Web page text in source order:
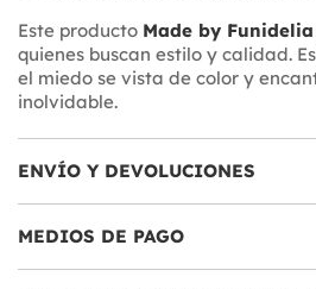
Este producto Made by Funidelia
quienes buscan estilo y calidad.
el miedo se vista de color y
inolvidable.
ENVÍO Y DEVOLUCIONES
MEDIOS DE PAGO